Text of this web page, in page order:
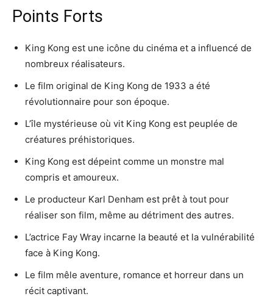
Points Forts
King Kong est une icône du cinéma et a influencé de
nombreux réalisateurs.
Le film original de King Kong de 1933 a été
révolutionnaire pour son époque.
L’île mystérieuse où vit King Kong est peuplée de
créatures préhistoriques.
King Kong est dépeint comme un monstre mal
compris et amoureux.
Le producteur Karl Denham est prêt à tout pour
réaliser son film, même au détriment des autres.
L’actrice Fay Wray incarne la beauté et la vulnérabilité
face à King Kong.
Le film mêle aventure, romance et horreur dans un
récit captivant.